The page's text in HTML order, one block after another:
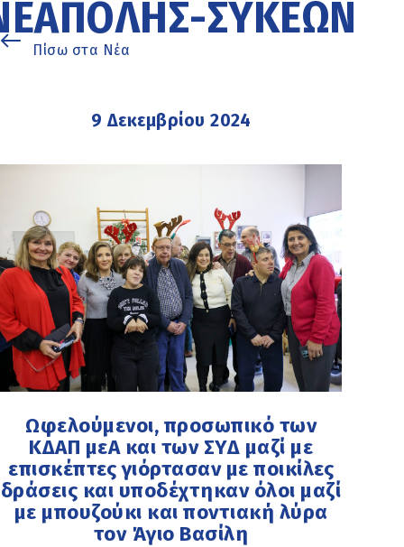
ΣΥΚΕΏΝ
Πίσω στα Νέα
9 Δεκεμβρίου 2024
Ωφελούμενοι, προσωπικό των
ΚΔΑΠ μεΑ και των ΣΥΔ μαζί με
επισκέπτες γιόρτασαν με ποικίλες
δράσεις και υποδέχτηκαν όλοι μαζί
με μπουζούκι και ποντιακή λύρα
τον Άγιο Βασίλη